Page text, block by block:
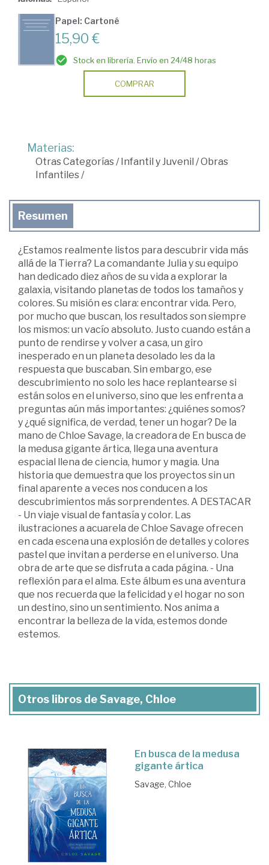
Papel: Cartoné
15,90 €
Stock en librería. Envío en 24/48 horas
COMPRAR
Materias:
Otras Categorías/Infantil y Juvenil /Obras
Infantiles/
Resumen
¿Estamos realmente listos para descubrir vida más
allá de la Tierra? La comandante Julia y su equipo
han dedicado diez años de su vida a explorar la
galaxia, visitando planetas de todos los tamaños y
colores. Su misión es clara: encontrar vida. Pero,
por mucho que buscan, los resultados son siempre
los mismos: un vacío absoluto. Justo cuando están a
punto de rendirse y volver a casa, un giro
inesperado en un planeta desolado les da la
respuesta que buscaban. Sin embargo, ese
descubrimiento no solo les hace replantearse si
están solos en el universo, sino que les enfrenta a
preguntas aún más importantes: ¿quiénes somos?
y ¿qué significa, de verdad, tener un hogar? De la
mano de Chloe Savage, la creadora de En busca de
la medusa gigante ártica, llega una aventura
espacial llena de ciencia, humor y magia. Una
historia que demuestra que los proyectos sin un
final aparente a veces nos conducen a los
descubrimientos más sorprendentes. A DESTACAR
- Un viaje visual de fantasía y color. Las
ilustraciones a acuarela de Chloe Savage ofrecen
en cada escena una explosión de detalles y colores
pastel que invitan a perderse en el universo. Una
obra de arte que se disfruta a cada página. - Una
reflexión para el alma. Este álbum es una aventura
que nos recuerda que la felicidad y el hogar no son
un destino, sino un sentimiento. Nos anima a
encontrar la belleza de la vida, estemos donde
estemos.
Otros libros de Savage, Chloe
En busca de la medusa
gigante ártica
Savage, Chloe